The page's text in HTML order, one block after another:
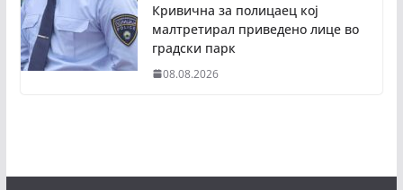
Кривична за полицаец кој
малтретирал приведено лице во
градски парк
08.08.2026